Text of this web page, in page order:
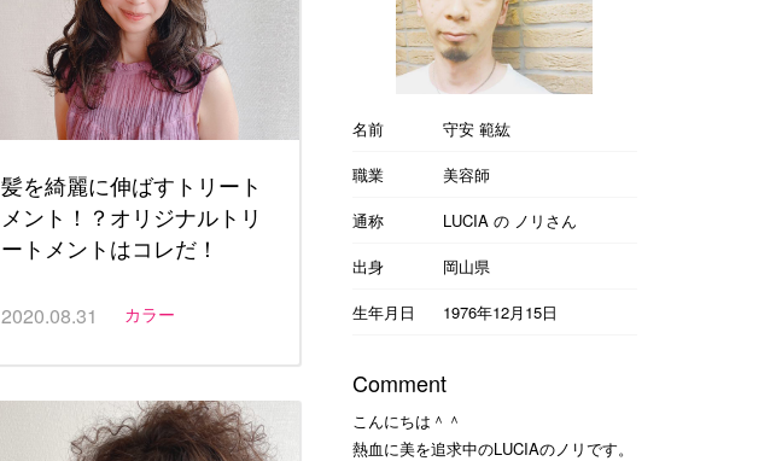
髪を綺麗に伸ばすトリート
メント！？オリジナルトリ
ートメントはコレだ！
2020.08.31 カラー
名前
守安 範紘
職業
美容師
通称
LUCIA の ノリさん
出身
岡山県
生年月日
1976年12月15日
Comment
こんにちは＾＾
熱血に美を追求中のLUCIAのノリです。